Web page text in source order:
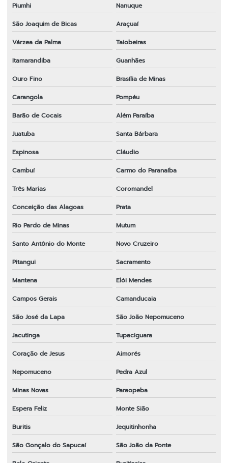
Piumhi
Nanuque
São Joaquim de Bicas
Araçuaí
Várzea da Palma
Taiobeiras
Itamarandiba
Guanhães
Ouro Fino
Brasília de Minas
Carangola
Pompéu
Barão de Cocais
Além Paraíba
Juatuba
Santa Bárbara
Espinosa
Cláudio
Cambuí
Carmo do Paranaíba
Três Marias
Coromandel
Conceição das Alagoas
Prata
Rio Pardo de Minas
Mutum
Santo Antônio do Monte
Novo Cruzeiro
Pitangui
Sacramento
Mantena
Elói Mendes
Campos Gerais
Camanducaia
São José da Lapa
São João Nepomuceno
Jacutinga
Tupaciguara
Coração de Jesus
Aimorés
Nepomuceno
Pedra Azul
Minas Novas
Paraopeba
Espera Feliz
Monte Sião
Buritis
Jequitinhonha
São Gonçalo do Sapucaí
São João da Ponte